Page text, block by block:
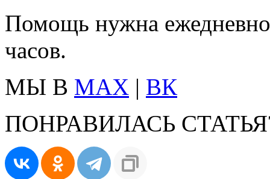
Помощь нужна
часов.
МЫ В MAX | ВК
ПОНРАВИЛАСЬ